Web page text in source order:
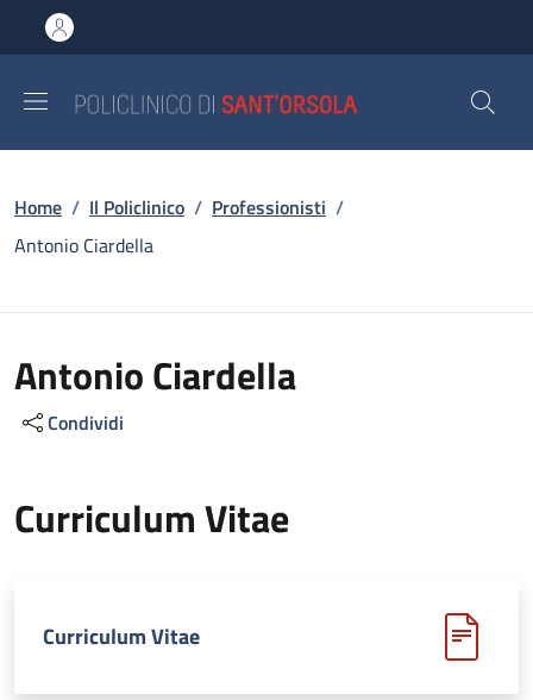
al contenuto principale
to footer content
Briciole di pane
Home / Il Policlinico / Professionisti /
Antonio Ciardella
Antonio Ciardella
Condividi
Curriculum Vitae
Curriculum Vitae